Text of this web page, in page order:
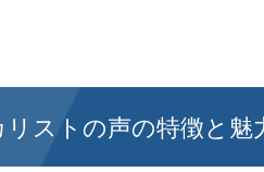
ストの声の特徴と魅